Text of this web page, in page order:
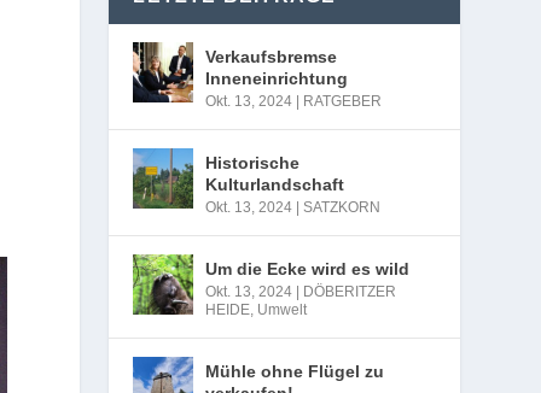
Verkaufsbremse
Inneneinrichtung
Okt. 13, 2024 RATGEBER
Historische
Kulturlandschaft
Okt. 13, 2024 |SATZKORN
Um die Ecke wird es wild
Okt. 13, 2024
DÖBERITZER
HEIDE, Umwelt
Mühle ohne Flügel zu